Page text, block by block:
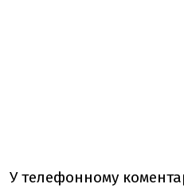
У телефонному